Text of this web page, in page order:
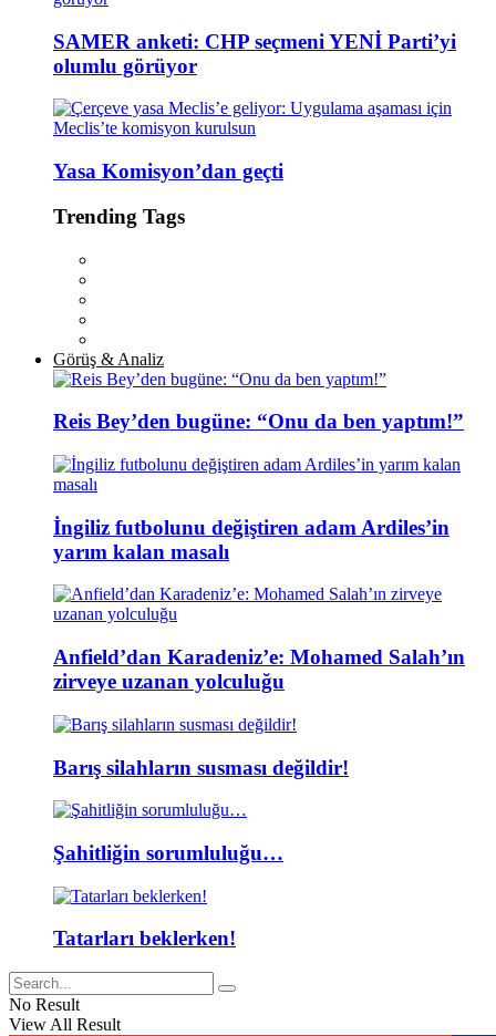
SAMER anketi: CHP seçmeni YENİ Parti’yi
olumlu görüyor
Yasa Komisyon’dan geçti
Trending Tags
Görüş & Analiz
Reis Bey’den bugüne: “Onu da ben yaptım!”
İngiliz futbolunu değiştiren adam Ardiles’in
yarım kalan masalı
Anfield’dan Karadeniz’e: Mohamed Salah’ın
zirveye uzanan yolculuğu
Barış silahların susması değildir!
Şahitliğin sorumluluğu…
Tatarları beklerken!
No Result
View All Result